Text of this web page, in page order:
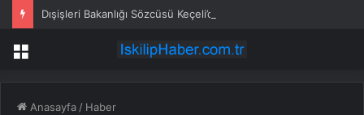
Menü
Anasayfa / Haber